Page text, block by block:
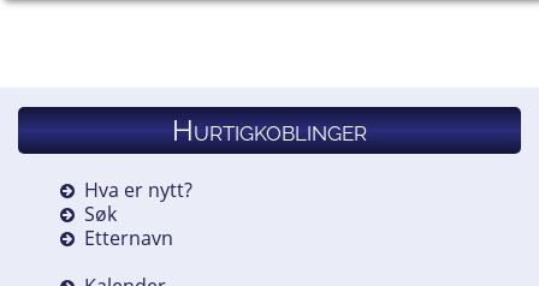
Hurtigkoblinger
Hva er nytt?
Søk
Etternavn